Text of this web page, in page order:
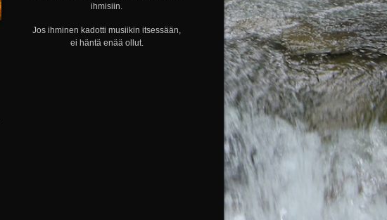
ihmisiin.
Jos ihminen kadotti musiikin itsessään,
ei häntä enää ollut.